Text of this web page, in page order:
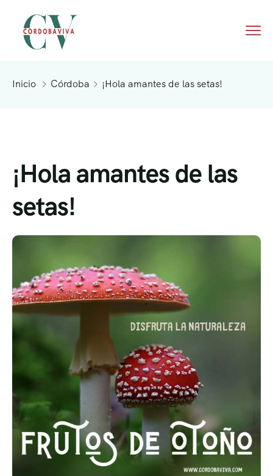
Inicio Córdoba ¡Hola amantes de las setas!
¡Hola amantes de las
setas!